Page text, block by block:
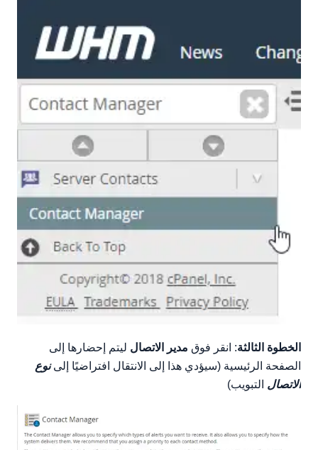
الخطوة الثالثة: انقر فوق مدير الاتصال ليتم إحضارها إلى
الصفحة الرئيسية (سيؤدي هذا إلى الانتقال افتراضيًا إلىنوع
الاتصال التبويب)